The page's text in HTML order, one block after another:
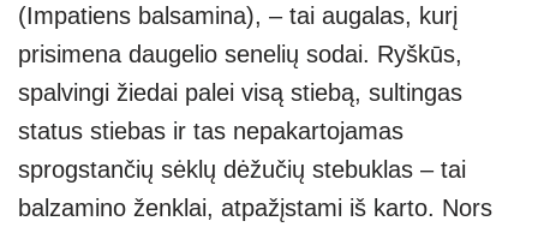
(Impatiens balsamina), – tai augalas, kurį
prisimena daugelio senelių sodai. Ryškūs,
spalvingi žiedai palei visą stiebą, sultingas
status stiebas ir tas nepakartojamas
sprogstančių sėklų dėžučių stebuklas – tai
balzamino ženklai, atpažįstami iš karto. Nors